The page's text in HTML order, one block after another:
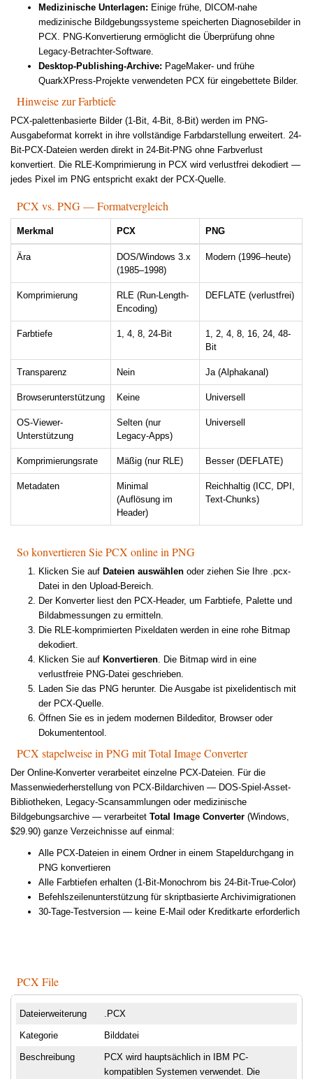
Medizinische Unterlagen: Einige frühe, DICOM-nahe
medizinische Bildgebungssysteme speicherten Diagnosebilder in
PCX. PNG-Konvertierung ermöglicht die Überprüfung ohne
Legacy-Betrachter-Software.
Desktop-Publishing-Archive: PageMaker- und frühe
QuarkXPress-Projekte verwendeten PCX für eingebettete Bilder.
Hinweise zur Farbtiefe
PCX-palettenbasierte Bilder (1-Bit, 4-Bit, 8-Bit) werden im PNG-
Ausgabeformat korrekt in ihre vollständige Farbdarstellung erweitert. 24-
Bit-PCX-Dateien werden direkt in 24-Bit-PNG ohne Farbverlust
konvertiert. Die RLE-Komprimierung in PCX wird verlustfrei dekodiert —
jedes Pixel im PNG entspricht exakt der PCX-Quelle.
PCX vs. PNG — Formatvergleich
Merkmal PCX PNG
Ära
DOS/Windows 3.x
(1985–1998)
Modern (1996–heute)
Komprimierung
RLE (Run-Length-
Encoding)
DEFLATE (verlustfrei)
Farbtiefe 1, 4, 8, 24-Bit
1, 2, 4, 8, 16, 24, 48-
Bit
Transparenz Nein Ja (Alphakanal)
Browserunterstützung Keine Universell
OS-Viewer-
Unterstützung
Selten (nur
Legacy-Apps)
Universell
Komprimierungsrate Mäßig (nur RLE) Besser (DEFLATE)
Metadaten
Minimal
(Auflösung im
Header)
Reichhaltig (ICC, DPI,
Text-Chunks)
So konvertieren Sie PCX online in PNG
Klicken Sie auf Dateien auswählen oder ziehen Sie Ihre .pcx-
Datei in den Upload-Bereich.
Der Konverter liest den PCX-Header, um Farbtiefe, Palette und
Bildabmessungen zu ermitteln.
Die RLE-komprimierten Pixeldaten werden in eine rohe Bitmap
dekodiert.
Klicken Sie auf Konvertieren. Die Bitmap wird in eine
verlustfreie PNG-Datei geschrieben.
Laden Sie das PNG herunter. Die Ausgabe ist pixelidentisch mit
der PCX-Quelle.
Öffnen Sie es in jedem modernen Bildeditor, Browser oder
Dokumententool.
PCX stapelweise in PNG mit Total Image Converter
Der Online-Konverter verarbeitet einzelne PCX-Dateien. Für die
Massenwiederherstellung von PCX-Bildarchiven — DOS-Spiel-Asset-
Bibliotheken, Legacy-Scansammlungen oder medizinische
Bildgebungsarchive — verarbeitet Total Image Converter (Windows,
$29.90) ganze Verzeichnisse auf einmal:
Alle PCX-Dateien in einem Ordner in einem Stapeldurchgang in
PNG konvertieren
Alle Farbtiefen erhalten (1-Bit-Monochrom bis 24-Bit-True-Color)
Befehlszeilenunterstützung für skriptbasierte Archivimigrationen
30-Tage-Testversion — keine E-Mail oder Kreditkarte erforderlich
PCX File
Dateierweiterung .PCX
Kategorie Bilddatei
Beschreibung
PCX wird hauptsächlich in IBM PC-
kompatiblen Systemen verwendet. Die